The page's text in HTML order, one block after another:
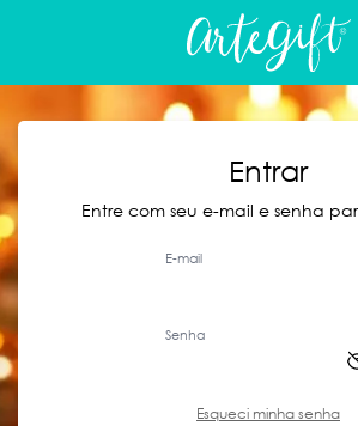
Entrar
Entre com seu e-mail e senha
E-mail
Senha
Esqueci minha senha